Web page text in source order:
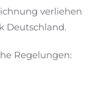
verliehen
Deutschland.
Regelungen: